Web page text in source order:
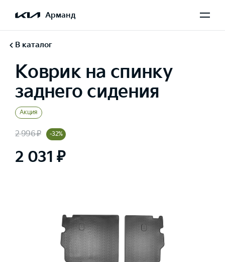
Арманд
В каталог
Коврик на спинку
заднего сидения
Акция
2 996 ₽ -32%
2 031 ₽